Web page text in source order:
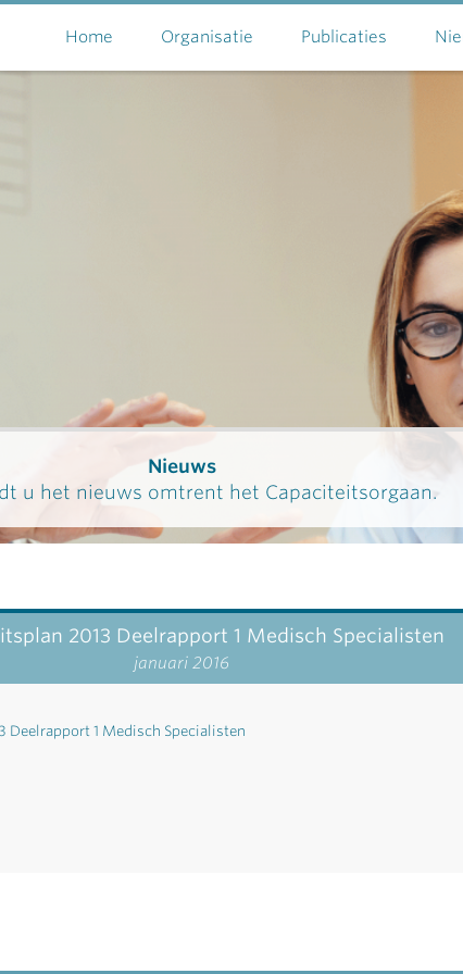
Home Organisatie Publicaties
Nieuws
u het nieuws omtrent het Capaciteitsorgaan.
2013 Deelrapport 1 Medisch Specialisten
januari 2016
Deelrapport 1 Medisch Specialisten